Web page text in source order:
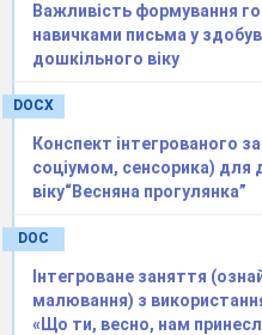
Згідно до
Важливість формування
навичками письма у
дошкільного віку
DOCX
Конспект інтегрованого
соціумом, сенсорика) для
віку“Весняна прогулянка”
DOC
Інтегроване заняття
малювання) з
«Що ти, весно, нам